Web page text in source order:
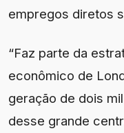
empregos diretos
“Faz parte da
econômico de
geração de dois
desse grande